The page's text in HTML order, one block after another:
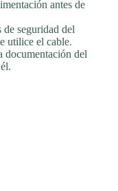
antes de
de seguridad del
utilice el cable.
documentación del